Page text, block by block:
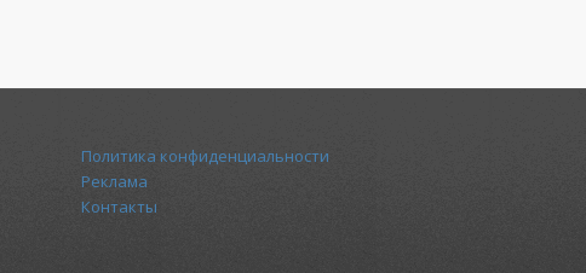
Политика конфиденциальности
Реклама
Контакты